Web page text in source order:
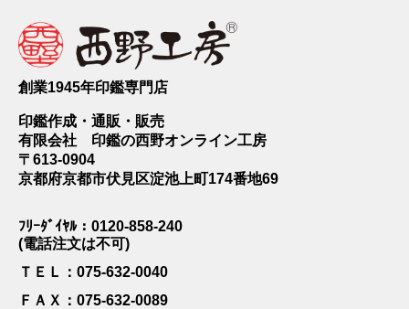
創業1945年印鑑専門店
印鑑作成・通販・販売
有限会社 印鑑の西野オンライン工房
〒613-0904
京都府京都市伏見区淀池上町174番地69
ﾌﾘｰﾀﾞｲﾔﾙ：0120-858-240
(電話注文は不可)
ＴＥＬ：075-632-0040
ＦＡＸ：075-632-0089